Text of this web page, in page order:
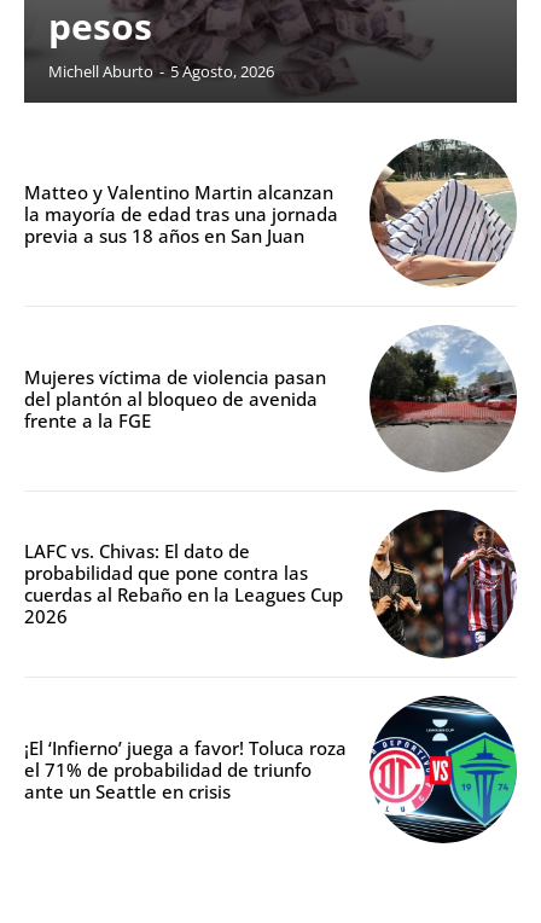
pesos
Michell Aburto - 5 Agosto, 2026
Matteo y Valentino Martin alcanzan
la mayoría de edad tras una jornada
previa a sus 18 años en San Juan
Mujeres víctima de violencia pasan
del plantón al bloqueo de avenida
frente a la FGE
LAFC vs. Chivas: El dato de
probabilidad que pone contra las
cuerdas al Rebaño en la Leagues Cup
2026
¡El ‘Infierno’ juega a favor! Toluca roza
el 71% de probabilidad de triunfo
ante un Seattle en crisis